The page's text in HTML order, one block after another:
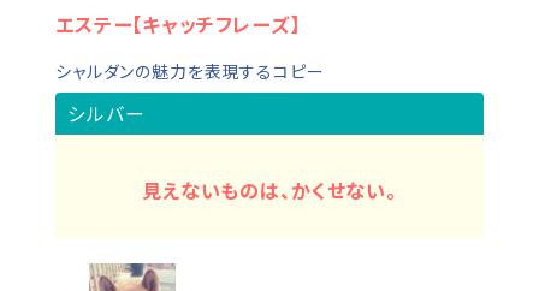
エステー【キャッチフレーズ】
シャルダンの魅力を表現するコピー
シルバー
見えないものは、かくせない。